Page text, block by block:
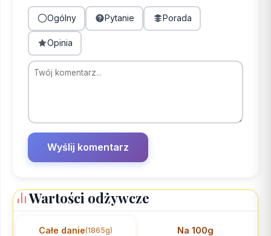
Ogólny Pytanie Porada
Opinia
Wartości odżywcze
Całe danie(1865g) Na 100g